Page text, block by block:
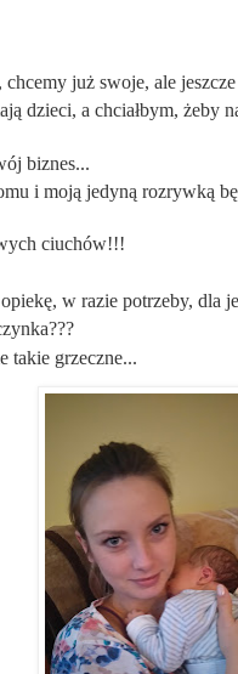
chcemy już swoje, ale
dzieci, a chciałbym, żeby
biznes...
i moją jedyną rozrywką
ciuchów!!!
w razie potrzeby, dla
takie grzeczne...